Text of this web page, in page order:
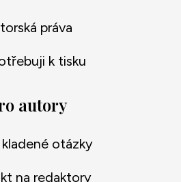
práva
k tisku
autory
otázky
na redaktory